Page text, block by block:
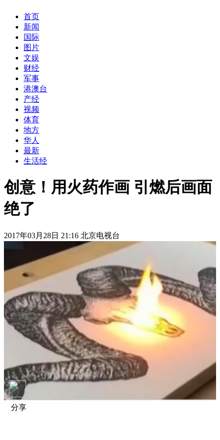
首页
新闻
国际
图片
文娱
财经
军事
港澳台
产经
视频
体育
地方
华人
最新
生活经
创意！用火药作画 引燃后画面
绝了
2017年03月28日 21:16 北京电视台
分享